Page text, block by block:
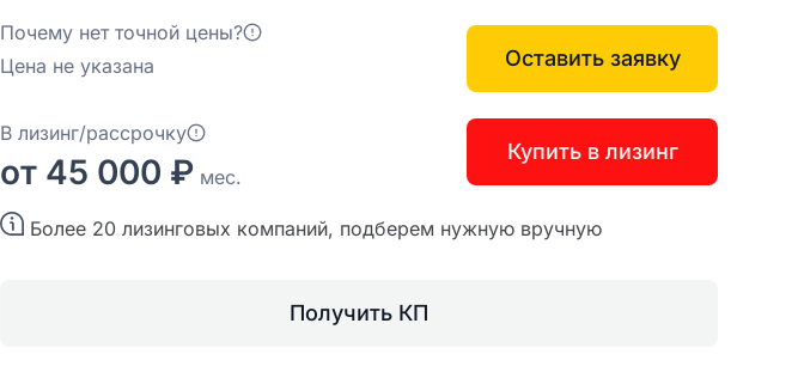
Почему нет точной цены?
Цена не указана
Оставить заявку
В лизинг/рассрочку
от 45 000 ₽ мес.
Купить в лизинг
Более 20 лизинговых компаний, подберем нужную вручную
Получить КП